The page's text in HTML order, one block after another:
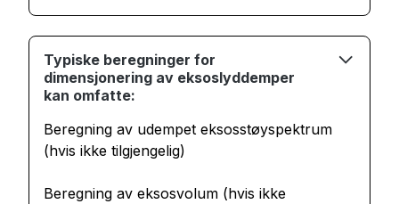
Typiske beregninger for
dimensjonering av eksoslyddemper
kan omfatte:
Beregning av udempet eksosstøyspektrum
(hvis ikke tilgjengelig)
Beregning av eksosvolum (hvis ikke